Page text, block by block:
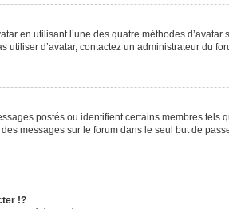
en utilisant l’une des quatre méthodes
d’avatar, contactez un administrateur du
postés ou identifient certains membres
messages sur le forum dans le seul but de
!?